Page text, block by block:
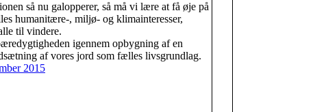
så nu galopperer, så må vi lære at få øje på
humanitære-, miljø- og klimainteresser,
til vindere.
igennem opbygning af en
af vores jord som fælles livsgrundlag.
2015